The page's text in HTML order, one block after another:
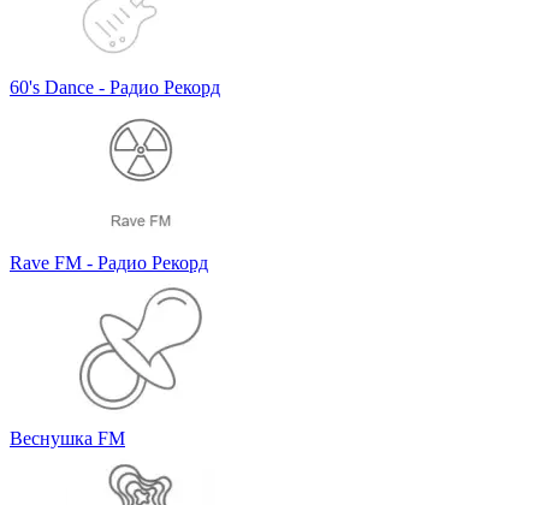
60's Dance - Радио Рекорд
Rave FM - Радио Рекорд
Веснушка FM